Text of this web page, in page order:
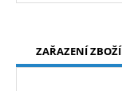
ZAŘAZENÍ ZBOŽÍ